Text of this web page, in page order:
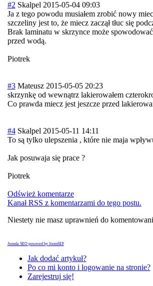
#2 Skalpel 2015-05-04 09:03
Ja z tego powodu musiałem zrobić nowy
szczeliny jest to, że miecz zaczął tłuc się
Brak laminatu w skrzynce może
przed wodą.
Piotrek
#3 Mateusz 2015-05-05 20:23
skrzynkę od wewnątrz lakierowałem
Co prawda miecz jest jeszcze przed
#4 Skalpel 2015-05-11 14:11
To są tylko ulepszenia , które nie maja
Jak posuwaja się prace ?
Piotrek
Odśwież komentarze
Kanał RSS z komentarzami do tego postu.
Niestety nie masz uprawnień do
Joomla SEO powered by JoomSEF
Jak dodać artykuł?
Po co mi konto i logowanie na stronie?
Zarejestruj się!